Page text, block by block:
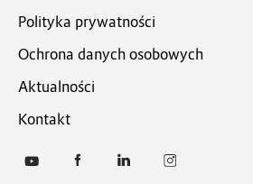
Polityka prywatności
Ochrona danych osobowych
Aktualności
Kontakt